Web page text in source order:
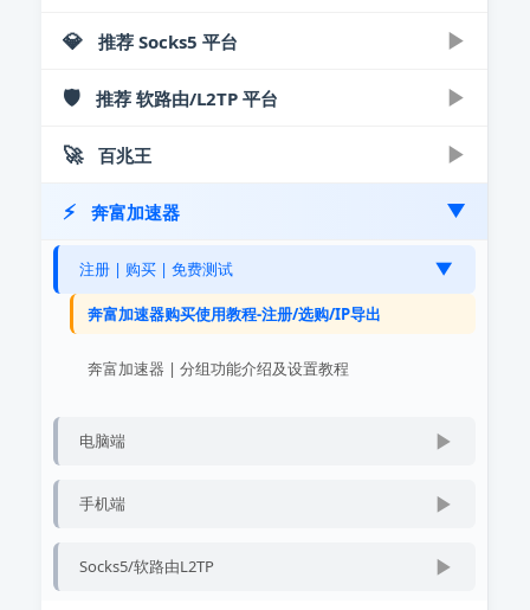
老鱼加速器免费版下载安装教程 | 单窗口单IP
Socks5工具-手机端 ▶
老鱼加速器安卓版下载使用教程 | 手机改IP
Kitsunebi安卓Socks5代理工具下载安装教程
老鱼加速器安卓版使用指南 | 视频教程
Postern安卓代理下载设置指南 - 2分钟改IP
SSTap全局-电脑端 ▶
SSTap-beta下载使用教程 - 轻松配置SOCKS5
SSTap工具下载及使用指南 | 视频教程
▶
有米加速器Socks5软件下载使用教程
有米网游加速器绑定安卓模拟器图文教程
万安加速器购买使用教程 | 一键配置指南
软路由导入IP教程 ▶
ROS软路由多WAN/多IP配置详解
安卓手机直连教程 ▶
安卓手机L2TP直连教程：3分钟快速换IP
windows电脑直连教程
▶
Windows电脑L2TP协议VPN设置教程
Windows/软路由PPTP/L2TP直连改IP视频
苹果ios手机利用L2TP/Socks5直连改IP
苹果Mac电脑代理IP设置教程
💎 推荐 Socks5 平台 ▶
光子SK5 ▶
光子IP - Socks5/L2TP购买提取使用教程
🛡️ 推荐 软路由/L2TP 平台 ▶
小猫IP ▶
小猫IP手机云手机购买下载使用教程
🚀 百兆王 ▶
注册 | 购买 | 免费测试 ▶
百兆王分组功能使用教程：多设备账号共享
电脑端 ▶
百兆王电脑端教程：端游与模拟器一键绑定
百兆王安卓手机使用教程-轻松更换节点
百兆王Socks5代理IP提取使用教程
⚡ 奔富加速器 ▶
注册 | 购买 | 免费测试 ▶
奔富加速器购买使用教程-注册/选购/IP导出
奔富加速器 | 分组功能介绍及设置教程
电脑端 ▶
手机端
▶
Socks5/软路由L2TP
▶